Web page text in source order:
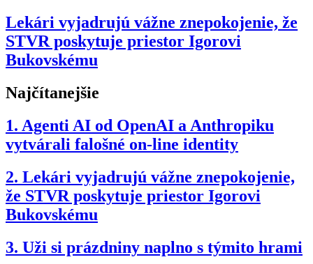
Lekári vyjadrujú vážne znepokojenie, že
STVR poskytuje priestor Igorovi
Bukovskému
Najčítanejšie
1. Agenti AI od OpenAI a Anthropiku
vytvárali falošné on-line identity
2. Lekári vyjadrujú vážne znepokojenie,
že STVR poskytuje priestor Igorovi
Bukovskému
3. Uži si prázdniny naplno s týmito hrami